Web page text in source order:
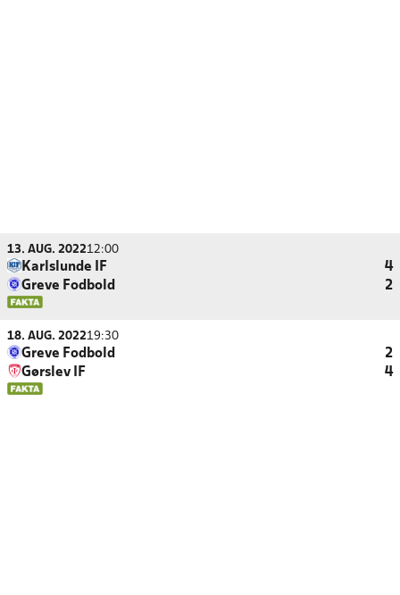
13. AUG. 202212:00
Karlslunde IF
4
Greve Fodbold
2
18. AUG. 202219:30
Greve Fodbold
2
Gørslev IF
4